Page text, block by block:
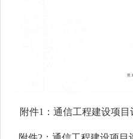
附件1：通信工程建设项